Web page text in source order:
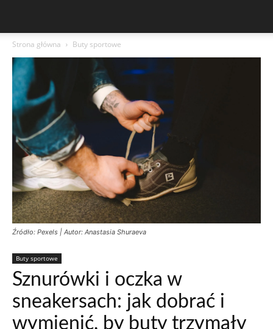
Strona główna Buty sportowe
Źródło: Pexels | Autor: Anastasia Shuraeva
Buty sportowe
Sznurówki i oczka w
sneakersach: jak dobrać i
wymienić, by buty trzymały